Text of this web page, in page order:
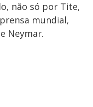
não só por Tite,
mundial,
Neymar.